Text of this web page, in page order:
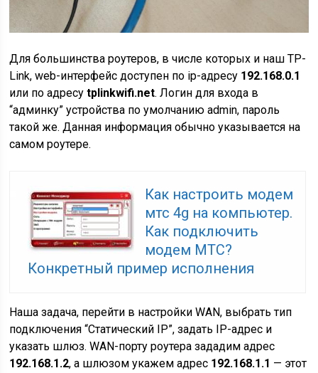
Для большинства роутеров, в числе которых и наш TP-
Link, web-интерфейс доступен по ip-адресу 192.168.0.1
или по адресуtplinkwifi.net. Логин для входа в
“админку” устройства по умолчанию admin, пароль
такой же. Данная информация обычно указывается на
самом роутере.
Как настроить модем
мтс 4g на компьютер.
Как подключить
модем МТС?
Конкретный пример исполнения
Наша задача, перейти в настройки WAN, выбрать тип
подключения “Статический IP”, задать IP-адрес и
указать шлюз. WAN-порту роутера зададим адрес
192.168.1.2, а шлюзом укажем адрес 192.168.1.1 — этот